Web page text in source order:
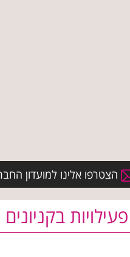
הצטרפו אלינו למועדון
בקניונים